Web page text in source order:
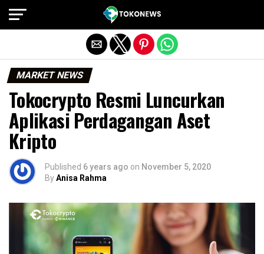
MARKET NEWS
Tokocrypto Resmi Luncurkan
Aplikasi Perdagangan Aset
Kripto
Published 6 years ago on November 5, 2020
ByAnisa Rahma
Exit mobile version